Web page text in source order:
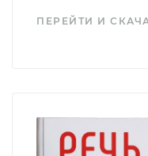
ПЕРЕЙТИ И